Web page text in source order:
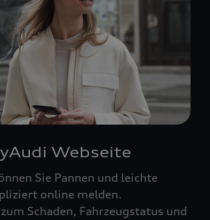
Webseite
Sie Pannen und leichte
online melden.
Schaden, Fahrzeugstatus und